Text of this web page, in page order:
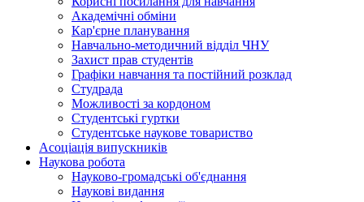
Академічні обміни
Кар'єрне планування
Навчально-методичний відділ ЧНУ
Захист прав студентів
Графіки навчання та постійний розклад
Студрада
Можливості за кордоном
Студентські гуртки
Студентське наукове товариство
Асоціація випускників
Наукова робота
Науково-громадські об'єднання
Наукові видання